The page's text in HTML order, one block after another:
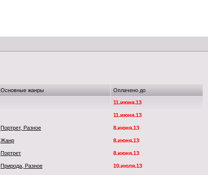
Основные жанры Оплачено до
11.июня.13
11.июня.13
Портрет, Разное 8.июня.13
Жанр 8.июня.13
Портрет 8.июня.13
Природа, Разное 10.июля.13